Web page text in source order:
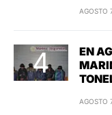
AGOSTO
EN
AGOSTO